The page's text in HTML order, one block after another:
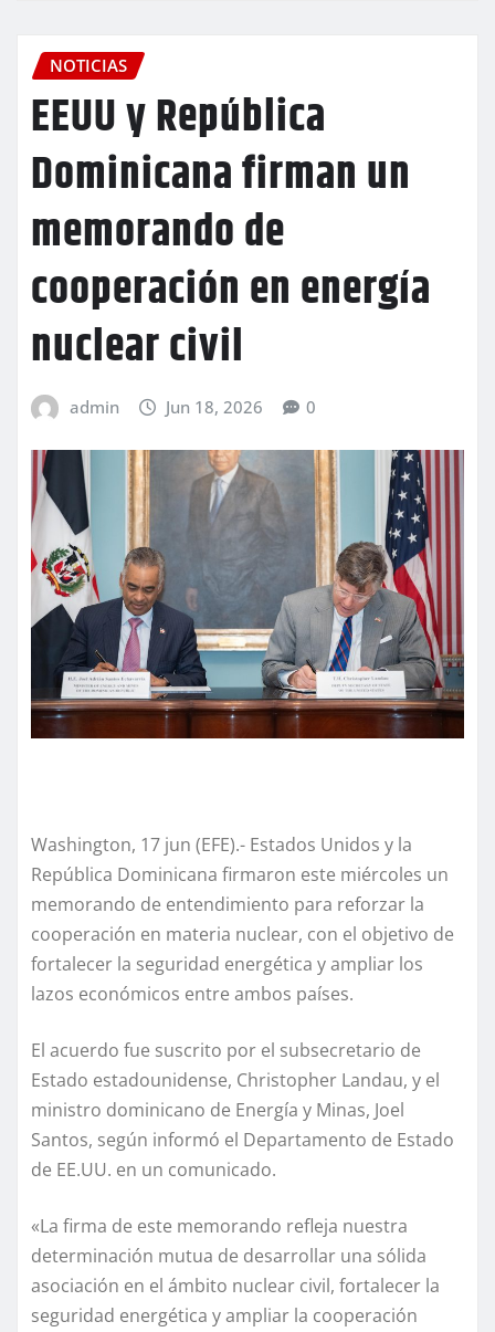
NOTICIAS
EEUU y República
Dominicana firman un
memorando de
cooperación en energía
nuclear civil
admin Jun 18, 2026 0
Washington, 17 jun (EFE).- Estados Unidos y la
República Dominicana firmaron este miércoles un
memorando de entendimiento para reforzar la
cooperación en materia nuclear, con el objetivo de
fortalecer la seguridad energética y ampliar los
lazos económicos entre ambos países.
El acuerdo fue suscrito por el subsecretario de
Estado estadounidense, Christopher Landau, y el
ministro dominicano de Energía y Minas, Joel
Santos, según informó el Departamento de Estado
de EE.UU. en un comunicado.
«La firma de este memorando refleja nuestra
determinación mutua de desarrollar una sólida
asociación en el ámbito nuclear civil, fortalecer la
seguridad energética y ampliar la cooperación